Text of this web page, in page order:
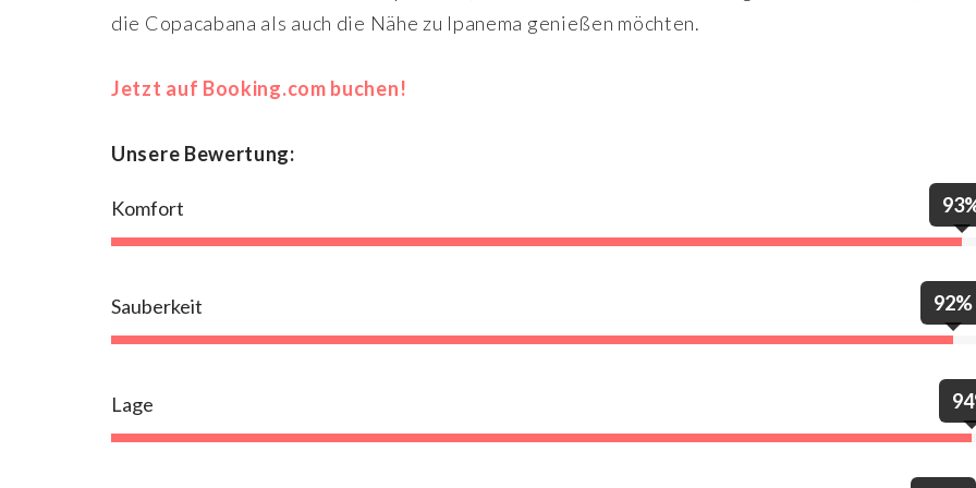
die Copacabana als auch die Nähe zu Ipanema genießen möchten.
Jetzt auf Booking.com buchen!
Unsere Bewertung:
Komfort
Sauberkeit 92%
Lage